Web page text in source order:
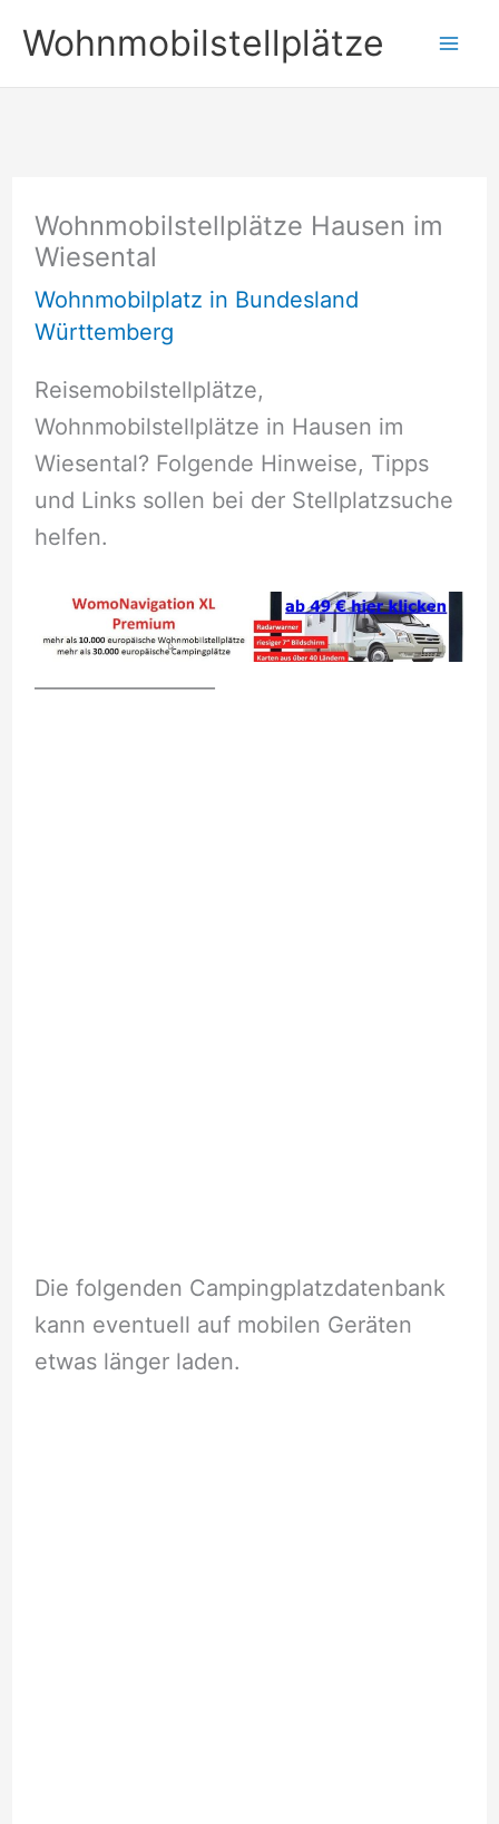
Inhalt
springen
Wohnmobilstellplätze
Wohnmobilstellplätze Hausen im
Wiesental
Wohnmobilplatz in Bundesland
Württemberg
Reisemobilstellplätze,
Wohnmobilstellplätze in Hausen im
Wiesental? Folgende Hinweise, Tipps
und Links sollen bei der Stellplatzsuche
helfen.
Die folgenden Campingplatzdatenbank
kann eventuell auf mobilen Geräten
etwas länger laden.